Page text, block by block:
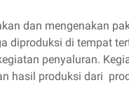
dan mengenakan
diproduksi di tempat
penyaluran.
hasil produksi dari